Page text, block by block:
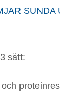
sätt: